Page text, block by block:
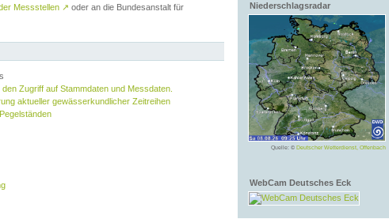
Niederschlagsradar
Quelle: © Deutscher Wetterdienst, Offenbach
WebCam Deutsches Eck
Messstellen ↗ oder an die Bundesanstalt für
Zugriff auf Stammdaten und Messdaten.
aktueller gewässerkundlicher Zeitreihen